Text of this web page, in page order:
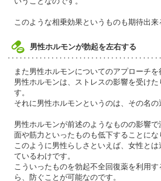
このような相乗効果というものも期待出
男性ホルモンが勃起を左右する
また男性ホルモンについてのアプローチ
男性ホルモンは、ストレスの影響を受け
す。
それに男性ホルモンというのは、その名
男性ホルモンが前述のようなものの影響
面や筋力といったものも低下することにな
このように男性らしさといえば、女性と
ているわけです。
こういったものを勃起不全回復薬を利用
ら、防ぐことが可能なのです。